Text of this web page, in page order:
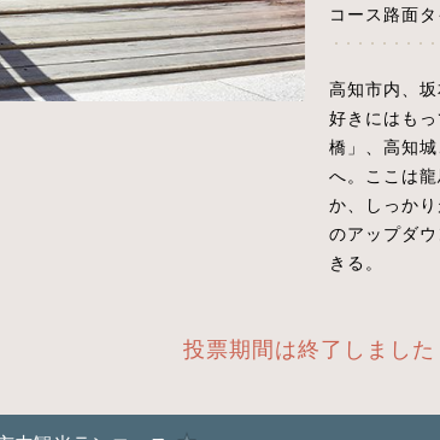
コース路面
高知市内、
好きにはも
橋」、高知
へ。ここは
か、しっか
のアップダ
きる。
投票期間は終了しました